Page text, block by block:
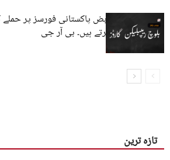
نصیر آباد میں قابض پاکستانی فورسز پر
ذمہ داری قبول کرتے ہیں۔ بی آر جی
تازہ ترین